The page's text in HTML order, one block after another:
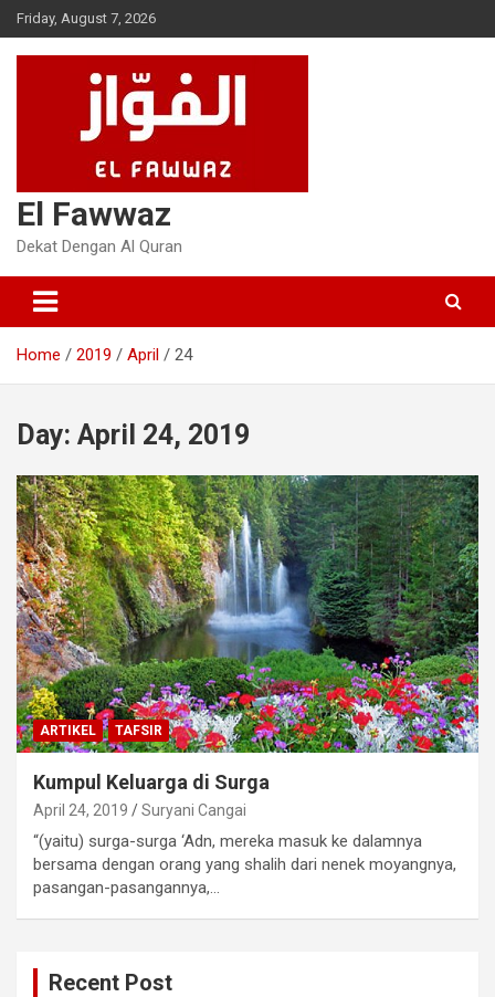
Skip
to
content
Friday, August 7, 2026
El Fawwaz
Dekat Dengan Al Quran
Home 2019 April 24
Day: April 24, 2019
ARTIKEL TAFSIR
Kumpul Keluarga di Surga
April 24, 2019 Suryani Cangai
“(yaitu) surga-surga ‘Adn, mereka masuk ke dalamnya
bersama dengan orang yang shalih dari nenek moyangnya,
pasangan-pasangannya,…
Recent Post